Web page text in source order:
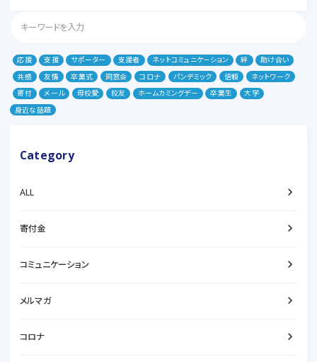
応援 支援 サポーター 支援者 ネットコミュニケーション 絆
助け合い
共感
友情 卒業式 同窓会 コロナ パンデミック 信頼
ネットワーク
寄付
メール 母校愛 校友 ホームカミングデー 卒業生
大学
身近な話題
Category
ALL keyboard_arrow_right
寄付金 keyboard_arrow_right
コミュニケーション keyboard_arrow_right
メルマガ keyboard_arrow_right
コロナ keyboard_arrow_right